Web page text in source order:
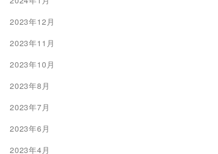
2023年12月
2023年11月
2023年10月
2023年8月
2023年7月
2023年6月
2023年4月